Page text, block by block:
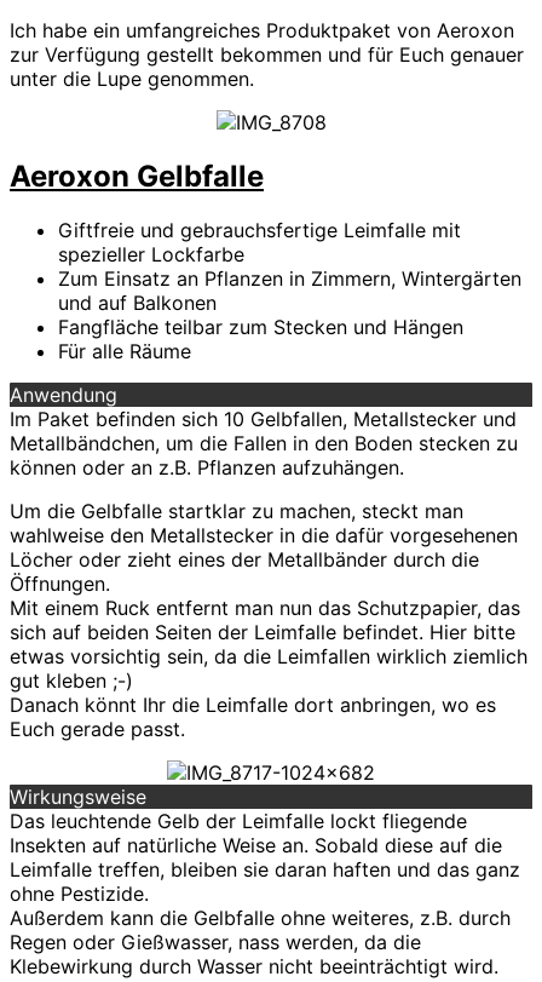
Ich habe ein umfangreiches Produktpaket von Aeroxon
zur Verfügung gestellt bekommen und für Euch genauer
unter die Lupe genommen.
Aeroxon Gelbfalle
Giftfreie und gebrauchsfertige Leimfalle mit
spezieller Lockfarbe
Zum Einsatz an Pflanzen in Zimmern, Wintergärten
und auf Balkonen
Fangfläche teilbar zum Stecken und Hängen
Für alle Räume
Anwendung
Im Paket befinden sich 10 Gelbfallen, Metallstecker und
Metallbändchen, um die Fallen in den Boden stecken zu
können oder an z.B. Pflanzen aufzuhängen.
Um die Gelbfalle startklar zu machen, steckt man
wahlweise den Metallstecker in die dafür vorgesehenen
Löcher oder zieht eines der Metallbänder durch die
Öffnungen.
Mit einem Ruck entfernt man nun das Schutzpapier, das
sich auf beiden Seiten der Leimfalle befindet. Hier bitte
etwas vorsichtig sein, da die Leimfallen wirklich ziemlich
gut kleben ;-)
Danach könnt Ihr die Leimfalle dort anbringen, wo es
Euch gerade passt.
Wirkungsweise
Das leuchtende Gelb der Leimfalle lockt fliegende
Insekten auf natürliche Weise an. Sobald diese auf die
Leimfalle treffen, bleiben sie daran haften und das ganz
ohne Pestizide.
Außerdem kann die Gelbfalle ohne weiteres, z.B. durch
Regen oder Gießwasser, nass werden, da die
Klebewirkung durch Wasser nicht beeinträchtigt wird.